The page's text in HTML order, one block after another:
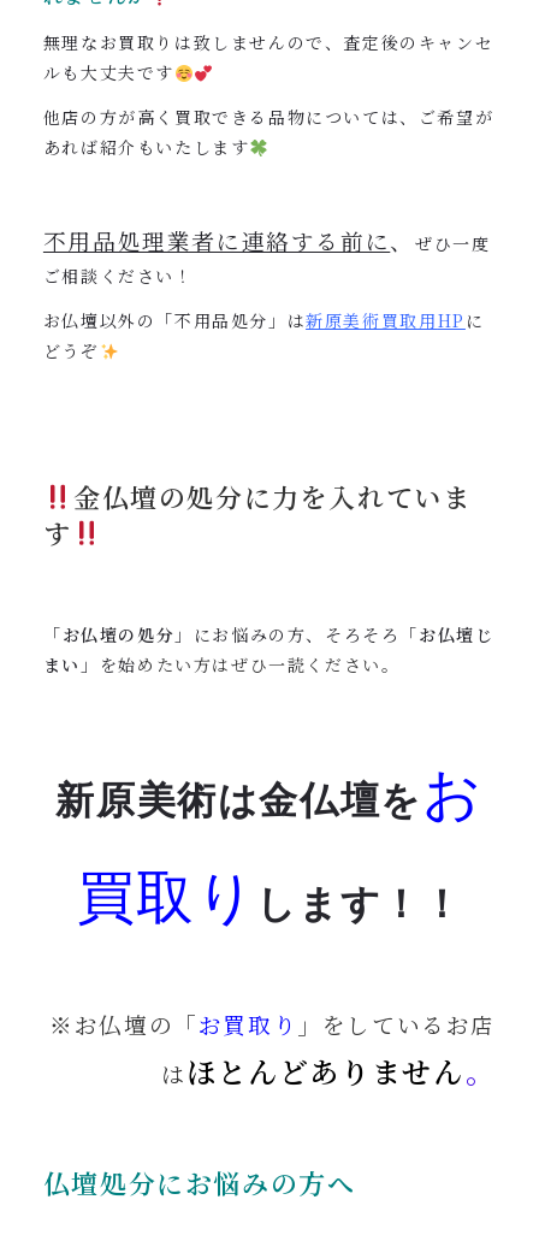
無理なお買取りは致しませんので、査定後のキャンセ
ルも大丈夫です
他店の方が高く買取できる品物については、ご希望が
あれば紹介もいたします
不用品処理業者に連絡する前に、
ぜひ一度
ご相談ください！
お仏壇以外の「不用品処分」は新原美術買取用HP に
どうぞ
金仏壇の処分に力を入れていま
す
「お仏壇の処分 」にお悩みの方、そろそろ「お仏壇じ
まい 」を始めたい方はぜひ一読ください。
新原美術は金仏壇をお
買取り します！！
※お仏壇の「お買取り 」をしているお店
はほとんどありません。
仏壇処分にお悩みの方へ